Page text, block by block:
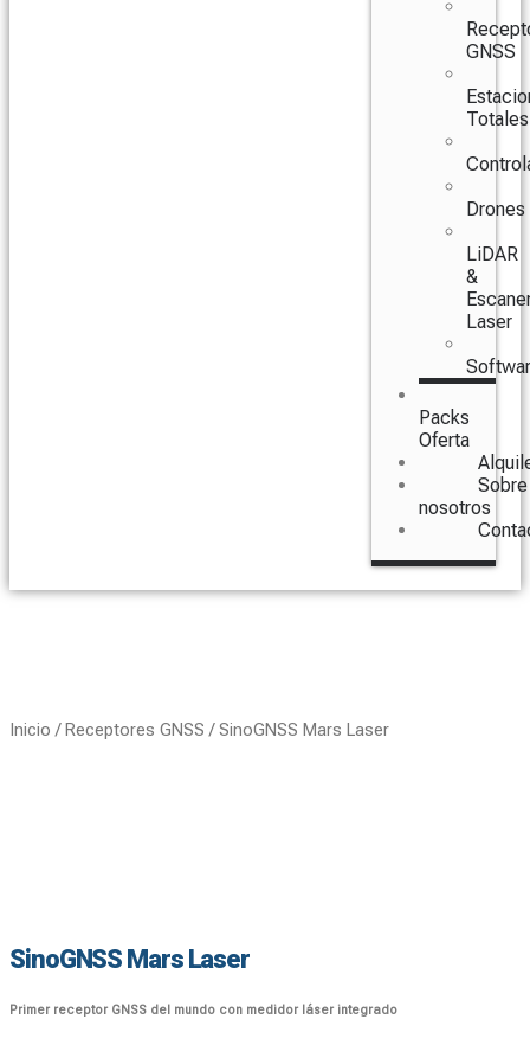
GNSS
Totales
Drones
LiDAR
&
Laser
Packs
Oferta
Sobre
nosotros
Inicio /Receptores GNSS / SinoGNSS Mars Laser
SinoGNSS Mars Laser
Primer receptor GNSS del mundo con medidor láser integrado